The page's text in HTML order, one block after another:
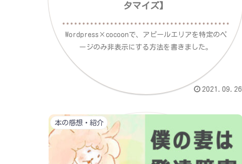
タマイズ】
Wordpress×cocoonで、アピールエリアを特定のペ
ージのみ非表示にする方法を書きました。
2021.09.26
本の感想・紹介